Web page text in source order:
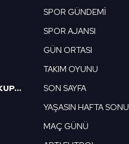
ZİRAAT TÜRKİYE KUPASI
SPOR GÜNDEMİ
SPOR AJANSI
GÜN ORTASI
TAKIM OYUNU
SON SAYFA
YAŞASIN HAFTA SONU
MAÇ GÜNÜ